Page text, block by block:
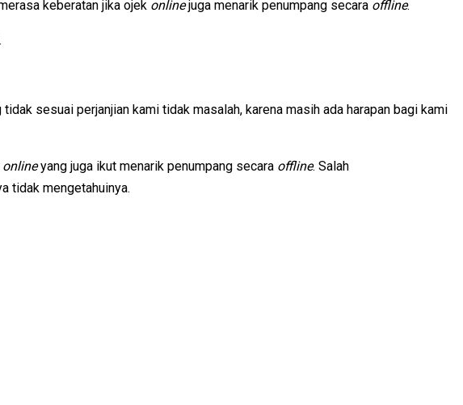
keberatan jika ojek onlinejuga menarik penumpang secara offline.
sesuai perjanjian kami tidak masalah, karena masih ada harapan bagi kami
onlineyang juga ikut menarik penumpang secara offline. Salah
tidak mengetahuinya.